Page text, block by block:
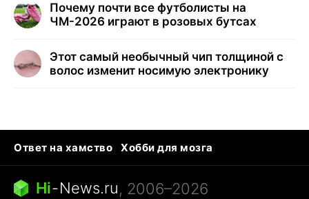
Почему почти все футболисты на
ЧМ-2026 играют в розовых бутсах
Этот самый необычный чип толщиной с
волос изменит носимую электронику
Ответ на хамство
Хобби для мозга
Бензин 100 и 95
Тунцы в океанариуме
Следующая пандемия
Hi-News.ru, 2006–2026